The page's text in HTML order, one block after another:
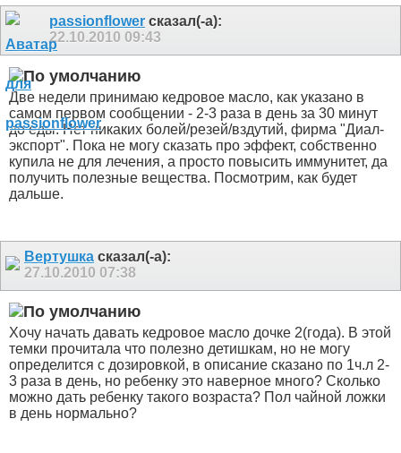
passionflower сказал(-а):
22.10.2010 09:43
Две недели принимаю кедровое масло, как указано в
самом первом сообщении - 2-3 раза в день за 30 минут
до еды. Нет никаких болей/резей/вздутий, фирма "Диал-
экспорт". Пока не могу сказать про эффект, собственно
купила не для лечения, а просто повысить иммунитет, да
получить полезные вещества. Посмотрим, как будет
дальше.
Вертушка сказал(-а):
27.10.2010 07:38
Хочу начать давать кедровое масло дочке 2(года). В этой
темки прочитала что полезно детишкам, но не могу
определится с дозировкой, в описание сказано по 1ч.л 2-
3 раза в день, но ребенку это наверное много? Сколько
можно дать ребенку такого возраста? Пол чайной ложки
в день нормально?